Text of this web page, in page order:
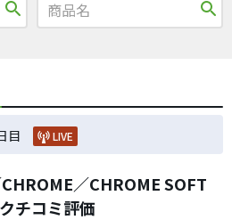
search search
目 LIVE
／CHROME SOFT
チコミ評価